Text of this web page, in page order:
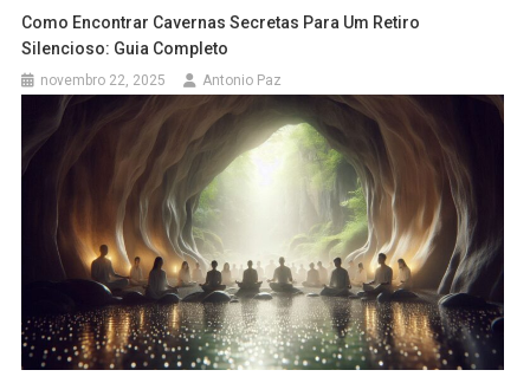
Como Encontrar Cavernas Secretas Para Um Retiro
Silencioso: Guia Completo
novembro 22, 2025 Antonio Paz